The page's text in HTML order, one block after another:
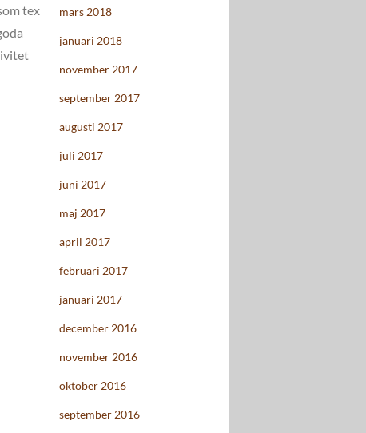
tex
mars 2018
januari 2018
november 2017
september 2017
augusti 2017
juli 2017
juni 2017
maj 2017
april 2017
februari 2017
januari 2017
december 2016
november 2016
oktober 2016
september 2016